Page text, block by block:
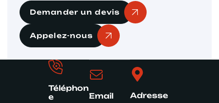
Demander un devis
Appelez-nous
Téléphon
e
Email Adresse